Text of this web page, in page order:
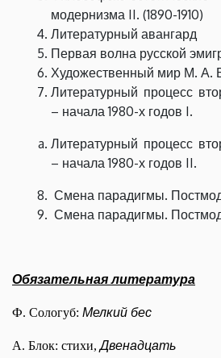
модернизма II. (1890-1910)
Литературный авангард
Первая волна русской
Художественный мир М. А.
Литературный процесс
– начала 1980-х годов I.
Литературный процесс
– начала 1980-х годов II.
Смена парадигмы.
Смена парадигмы.
Обязательная литература
Ф. Сологуб: Мелкий бес
А. Блок: стихи,Двенадцать